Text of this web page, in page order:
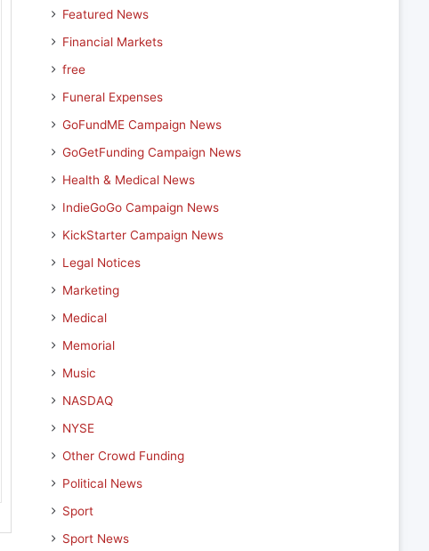
Featured News
Financial Markets
free
Funeral Expenses
GoFundME Campaign News
GoGetFunding Campaign News
Health & Medical News
IndieGoGo Campaign News
KickStarter Campaign News
Legal Notices
Marketing
Medical
Memorial
Music
NASDAQ
NYSE
Other Crowd Funding
Political News
Sport
Sport News